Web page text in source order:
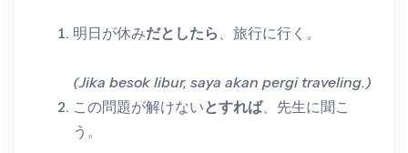
明日が休みだとしたら 、旅行に行く。
(Jika besok libur, saya akan pergi traveling.)
この問題が解けないとすれば、先生に聞こ
う。